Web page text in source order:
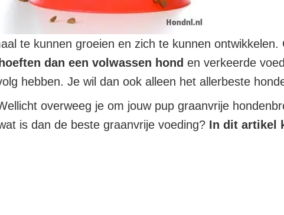
te kunnen groeien en zich te kunnen ontwikkelen.
dan een volwassen hond en verkeerde
hebben. Je wil dan ook alleen het allerbeste
overweeg je om jouw pup graanvrije
is dan de beste graanvrije voeding? In dit artikel